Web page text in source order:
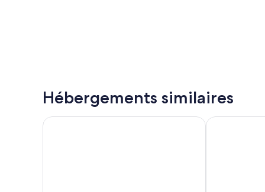
Hébergements similaires
The Originals City, Hôtel Le Relais des Deux Mers,
HOTEL DU